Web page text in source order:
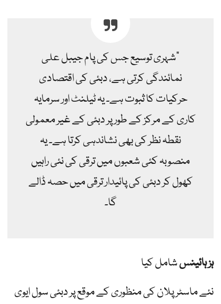
"شہری توسیع جس کی پام جیبل علی
نمائندگی کرتی ہے، دبئی کی اقتصادی
حرکیات کا ثبوت ہے۔ یہ ٹیلنٹ اور سرمایہ
کاری کے مرکز کے طور پر دبئی کے غیر معمولی
نقطہ نظر کی بھی نشاندہی کرتا ہے۔ یہ
منصوبہ کئی شعبوں میں ترقی کی نئی راہیں
کھول کر دبئی کی پائیدار ترقی میں حصہ ڈالے
گا۔
ہز ہائینسشامل کیا
نئے ماسٹر پلان کی منظوری کے موقع پر دبئی سول ایوی